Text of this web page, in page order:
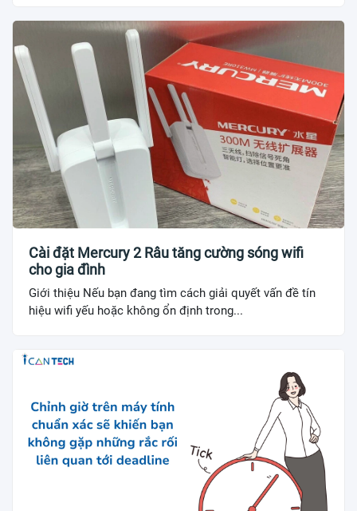
Cài đặt Mercury 2 Râu tăng cường sóng wifi
cho gia đình
Giới thiệu Nếu bạn đang tìm cách giải quyết vấn đề tín
hiệu wifi yếu hoặc không ổn định trong...